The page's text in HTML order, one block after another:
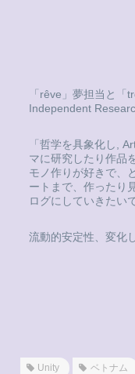
「rêve」夢担当と
Independent
「哲学を具象化し,
マに研究したり作品
モノ作りが好きで、
ートまで、作ったり
ログにしていきたい
流動的安定性、変化
Unity ベトナム